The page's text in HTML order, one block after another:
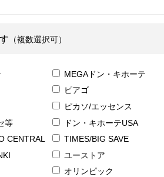
（複数選択可）
MEGAドン・キホーテ
ピアゴ
ピカソ/エッセンス
等
ドン・キホーテUSA
CENTRAL
TIMES/BIG SAVE
ユーストア
オリンピック